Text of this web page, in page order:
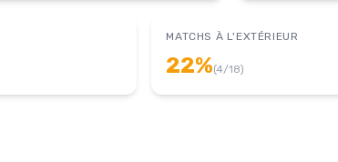
MATCHS À L'EXTÉRIEUR
22%(4/18)